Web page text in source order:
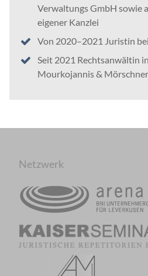
Verwaltungs GmbH sowie
eigener Kanzlei
Von 2020–2021 Juristin
Seit 2021 Rechtsanwältin
Mourkojannis & Mörschner
Netzwerk